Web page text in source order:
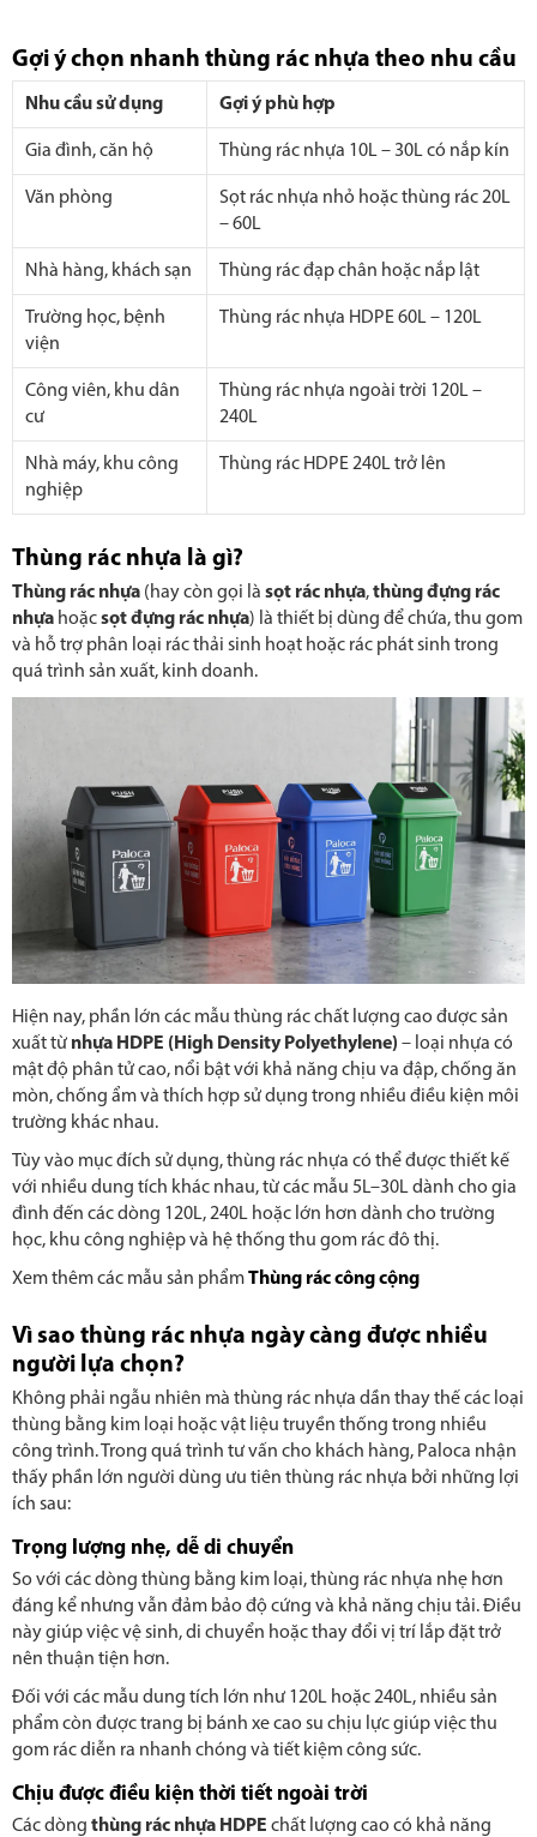
Gợi ý chọn nhanh thùng rác nhựa theo nhu cầu
Nhu cầu sử dụng Gợi ý phù hợp
Gia đình, căn hộ Thùng rác nhựa 10L – 30L có nắp kín
Văn phòng
Sọt rác nhựa nhỏ hoặc thùng rác 20L
– 60L
Nhà hàng, khách sạn Thùng rác đạp chân hoặc nắp lật
Trường học, bệnh
viện
Thùng rác nhựa HDPE 60L – 120L
Công viên, khu dân
cư
Thùng rác nhựa ngoài trời 120L –
240L
Nhà máy, khu công
nghiệp
Thùng rác HDPE 240L trở lên
Thùng rác nhựa là gì?
Thùng rác nhựa (hay còn gọi là sọt rác nhựa,thùng đựng rác
nhựa hoặcsọt đựng rác nhựa) là thiết bị dùng để chứa, thu gom
và hỗ trợ phân loại rác thải sinh hoạt hoặc rác phát sinh trong
quá trình sản xuất, kinh doanh.
Hiện nay, phần lớn các mẫu thùng rác chất lượng cao được sản
xuất từ nhựa HDPE (High Density Polyethylene) – loại nhựa có
mật độ phân tử cao, nổi bật với khả năng chịu va đập, chống ăn
mòn, chống ẩm và thích hợp sử dụng trong nhiều điều kiện môi
trường khác nhau.
Tùy vào mục đích sử dụng, thùng rác nhựa có thể được thiết kế
với nhiều dung tích khác nhau, từ các mẫu 5L–30L dành cho gia
đình đến các dòng 120L, 240L hoặc lớn hơn dành cho trường
học, khu công nghiệp và hệ thống thu gom rác đô thị.
Xem thêm các mẫu sản phẩmThùng rác công cộng
Vì sao thùng rác nhựa ngày càng được nhiều
người lựa chọn?
Không phải ngẫu nhiên mà thùng rác nhựa dần thay thế các loại
thùng bằng kim loại hoặc vật liệu truyền thống trong nhiều
công trình. Trong quá trình tư vấn cho khách hàng, Paloca nhận
thấy phần lớn người dùng ưu tiên thùng rác nhựa bởi những lợi
ích sau:
Trọng lượng nhẹ, dễ di chuyển
So với các dòng thùng bằng kim loại, thùng rác nhựa nhẹ hơn
đáng kể nhưng vẫn đảm bảo độ cứng và khả năng chịu tải. Điều
này giúp việc vệ sinh, di chuyển hoặc thay đổi vị trí lắp đặt trở
nên thuận tiện hơn.
Đối với các mẫu dung tích lớn như 120L hoặc 240L, nhiều sản
phẩm còn được trang bị bánh xe cao su chịu lực giúp việc thu
gom rác diễn ra nhanh chóng và tiết kiệm công sức.
Chịu được điều kiện thời tiết ngoài trời
Các dòng thùng rác nhựa HDPE chất lượng cao có khả năng